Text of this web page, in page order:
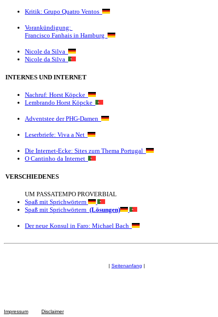
Kritik: Grupo Quatro Ventos
Vorankündigung:
Francisco Fanhais in Hamburg
Nicole da Silva
Nicole da Silva
INTERNES UND INTERNET
Nachruf: Horst Köpcke
Lembrando Horst Köpcke
Adventstee der PHG-Damen
Leserbriefe: Viva a Net
Die Internet-Ecke: Sites zum Thema Portugal
O Cantinho da Internet
VERSCHIEDENES
UM PASSATEMPO PROVERBIAL
Spaß mit Sprichwörtern
Spaß mit Sprichwörtern (Lösungen)
Der neue Konsul in Faro: Michael Bach
Seitenanfang
Impressum Disclaimer